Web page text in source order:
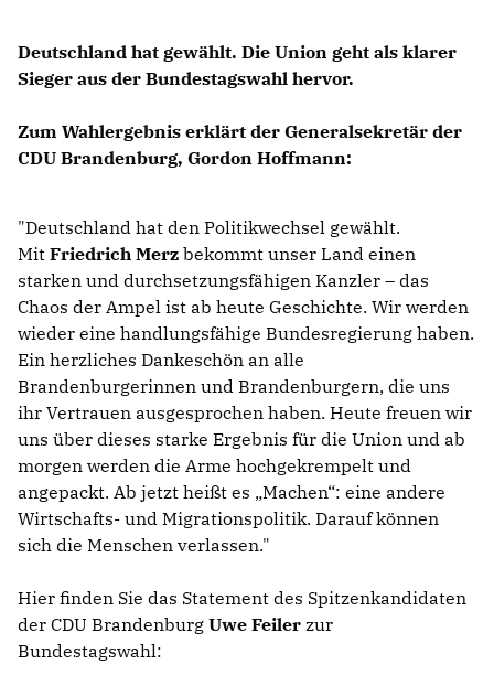
SPENDEN
Mitglied werden
Deutschland hat gewählt. Die Union geht als klarer
Sieger aus der Bundestagswahl hervor.
Zum Wahlergebnis erklärt der Generalsekretär der
CDU Brandenburg, Gordon Hoffmann:
"Deutschland hat den Politikwechsel gewählt.
Mit Friedrich Merz bekommt unser Land einen
starken und durchsetzungsfähigen Kanzler – das
Chaos der Ampel ist ab heute Geschichte. Wir werden
wieder eine handlungsfähige Bundesregierung haben.
Ein herzliches Dankeschön an alle
Brandenburgerinnen und Brandenburgern, die uns
ihr Vertrauen ausgesprochen haben. Heute freuen wir
uns über dieses starke Ergebnis für die Union und ab
morgen werden die Arme hochgekrempelt und
angepackt. Ab jetzt heißt es „Machen“: eine andere
Wirtschafts- und Migrationspolitik. Darauf können
sich die Menschen verlassen."
Hier finden Sie das Statement des Spitzenkandidaten
der CDU Brandenburg Uwe Feiler zur
Bundestagswahl: